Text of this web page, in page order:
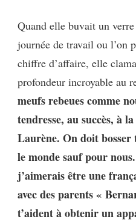
Quand elle buvait un
journée de travail ou l’on
chiffre d’affaire, elle
profondeur incroyable au
meufs rebeues comme
tendresse, au succès, à
Laurène. On doit
le monde sauf pour
j’aimerais être une
avec des parents «
t’aident à obtenir un